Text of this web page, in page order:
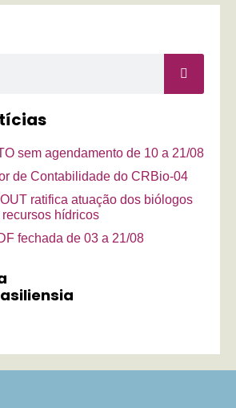
sem agendamento de 10 a 21/08
de Contabilidade do CRBio-04
ratifica atuação dos biólogos
hídricos
fechada de 03 a 21/08